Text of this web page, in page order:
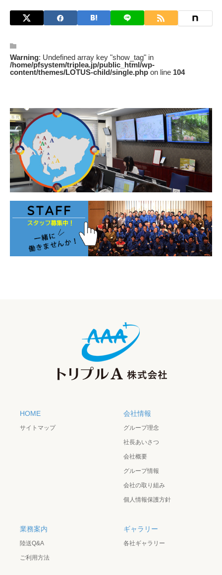
Warning: Undefined array key "show_tag" in
/home/pfsystem/triplea.jp/public_html/wp-
content/themes/LOTUS-child/single.php on line 104
HOME
サイトマップ
会社情報
グループ理念
社長あいさつ
会社概要
グループ情報
会社の取り組み
個人情報保護方針
業務案内
陸送Q&A
ご利用方法
ギャラリー
各社ギャラリー